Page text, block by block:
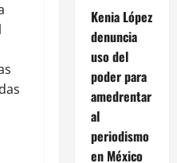
Kenia López
denuncia
uso del
poder para
amedrentar
al
periodismo
en México